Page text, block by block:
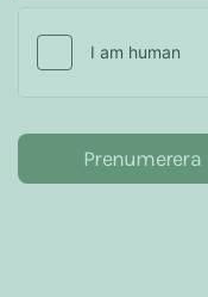
Prenumerera